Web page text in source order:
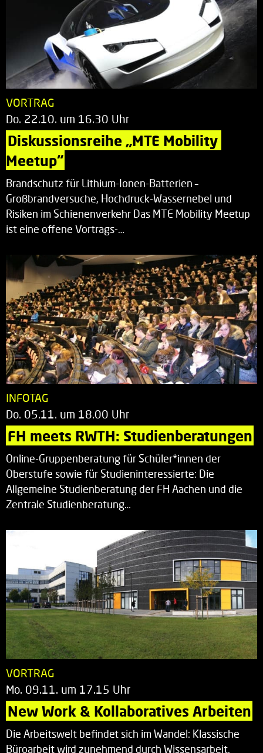
VORTRAG
Do. 22.10. um 16.30 Uhr
Diskussionsreihe „MTE Mobility
Meetup“
Brandschutz für Lithium-Ionen-Batterien –
Großbrandversuche, Hochdruck-Wassernebel und
Risiken im Schienenverkehr Das MTE Mobility Meetup
ist eine offene Vortrags-…
INFOTAG
Do. 05.11. um 18.00 Uhr
FH meets RWTH: Studienberatungen
Online-Gruppenberatung für Schüler*innen der
Oberstufe sowie für Studieninteressierte: Die
Allgemeine Studienberatung der FH Aachen und die
Zentrale Studienberatung…
VORTRAG
Mo. 09.11. um 17.15 Uhr
New Work & Kollaboratives Arbeiten
Die Arbeitswelt befindet sich im Wandel: Klassische
Büroarbeit wird zunehmend durch Wissensarbeit,